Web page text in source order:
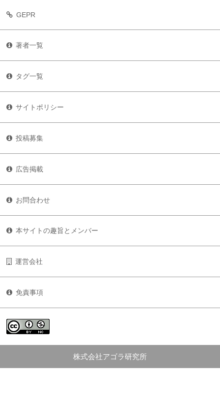
GEPR
著者一覧
タグ一覧
サイトポリシー
投稿募集
広告掲載
お問合わせ
本サイトの趣旨とメンバー
運営会社
免責事項
株式会社アゴラ研究所